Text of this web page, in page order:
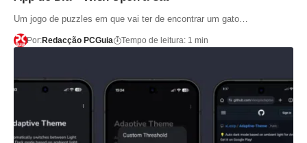
Um jogo de puzzles em que vai ter de encontrar um gato…
Por:Redacção PCGuia Tempo de leitura: 1 min